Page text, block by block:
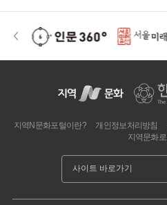
지역N문화포털이란? 개인정보처리방침
지역문화